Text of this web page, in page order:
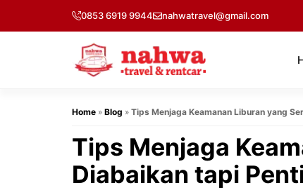
0853 6919 9944 nahwatravel@gmail.com
Home » Blog » Tips Menjaga Keamanan Liburan yang
Tips Menjaga
Diabaikan tapi